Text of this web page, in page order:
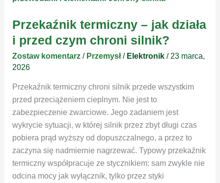
Przekaźnik termiczny – jak działa
i przed czym chroni silnik?
Zostaw komentarz / Przemysł/ Elektronik / 23 marca,
2026
Przekaźnik termiczny chroni silnik przede wszystkim
przed przeciążeniem cieplnym. Nie jest to
zabezpieczenie zwarciowe. Jego zadaniem jest
wykrycie sytuacji, w której silnik przez zbyt długi czas
pobiera prąd wyższy od dopuszczalnego, a przez to
zaczyna się nadmiernie nagrzewać. Typowy przekaźnik
termiczny współpracuje ze stycznikiem: sam zwykle nie
odcina mocy jak wyłącznik, tylko przez styki